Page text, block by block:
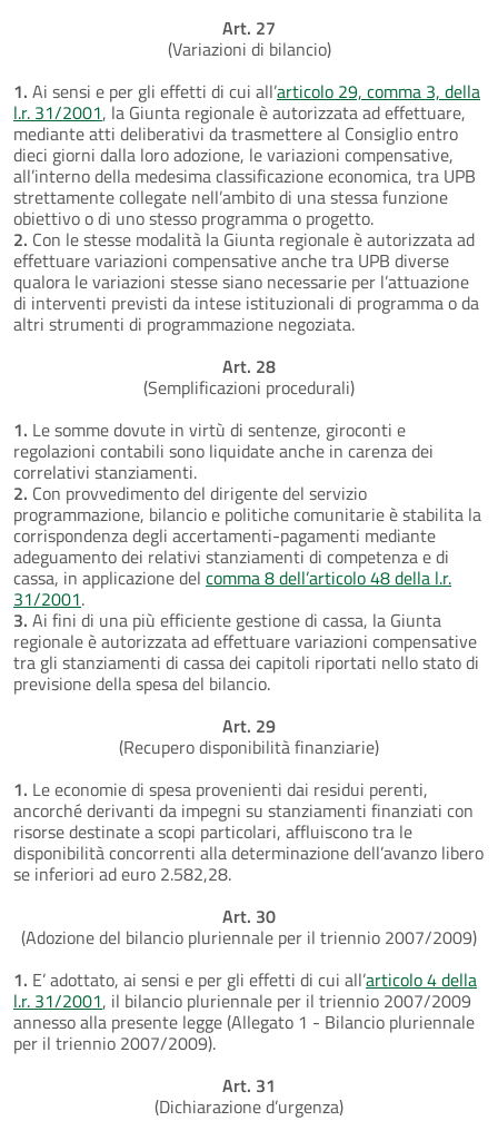
Art. 27
(Variazioni di bilancio)
1. Ai sensi e per gli effetti di cui all’articolo 29, comma 3, della
l.r. 31/2001, la Giunta regionale è autorizzata ad effettuare,
mediante atti deliberativi da trasmettere al Consiglio entro
dieci giorni dalla loro adozione, le variazioni compensative,
all’interno della medesima classificazione economica, tra UPB
strettamente collegate nell’ambito di una stessa funzione
obiettivo o di uno stesso programma o progetto.
2. Con le stesse modalità la Giunta regionale è autorizzata ad
effettuare variazioni compensative anche tra UPB diverse
qualora le variazioni stesse siano necessarie per l’attuazione
di interventi previsti da intese istituzionali di programma o da
altri strumenti di programmazione negoziata.
Art. 28
(Semplificazioni procedurali)
1. Le somme dovute in virtù di sentenze, giroconti e
regolazioni contabili sono liquidate anche in carenza dei
correlativi stanziamenti.
2. Con provvedimento del dirigente del servizio
programmazione, bilancio e politiche comunitarie è stabilita la
corrispondenza degli accertamenti-pagamenti mediante
adeguamento dei relativi stanziamenti di competenza e di
cassa, in applicazione del comma 8 dell’articolo 48 della l.r.
31/2001.
3. Ai fini di una più efficiente gestione di cassa, la Giunta
regionale è autorizzata ad effettuare variazioni compensative
tra gli stanziamenti di cassa dei capitoli riportati nello stato di
previsione della spesa del bilancio.
Art. 29
(Recupero disponibilità finanziarie)
1. Le economie di spesa provenienti dai residui perenti,
ancorché derivanti da impegni su stanziamenti finanziati con
risorse destinate a scopi particolari, affluiscono tra le
disponibilità concorrenti alla determinazione dell’avanzo libero
se inferiori ad euro 2.582,28.
Art. 30
(Adozione del bilancio pluriennale per il triennio 2007/2009)
1. E’ adottato, ai sensi e per gli effetti di cui all’articolo 4 della
l.r. 31/2001, il bilancio pluriennale per il triennio 2007/2009
annesso alla presente legge (Allegato 1 - Bilancio pluriennale
per il triennio 2007/2009).
Art. 31
(Dichiarazione d’urgenza)